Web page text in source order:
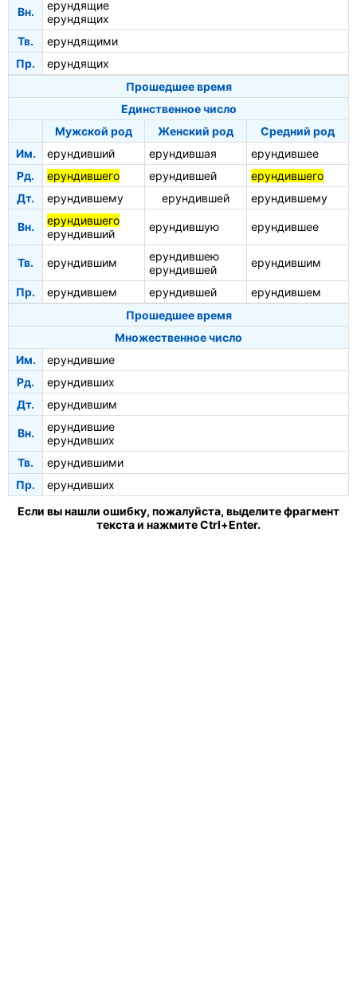
Вн.
ерундящие
ерундящих
Тв.
ерундящими
Пр.
ерундящих
Прошедшее время
Единственное число
Мужской род
Женский род
Средний род
Им.
ерундивший ерундившая
ерундившее
Рд.
ерундившего ерундившей
ерундившего
Дт.
ерундившему ерундившей ерундившему
Вн.
ерундившего
ерундивший
ерундившую ерундившее
Тв. ерундившим
ерундившею
ерундившей
ерундившим
Пр. ерундившем ерундившей
ерундившем
Прошедшее время
Множественное число
Им.
ерундившие
Рд.
ерундивших
Дт.
ерундившим
Вн.
ерундившие
ерундивших
Тв.
ерундившими
Пр.
ерундивших
Если вы нашли ошибку, пожалуйста, выделите фрагмент
текста и нажмите Ctrl+Enter.